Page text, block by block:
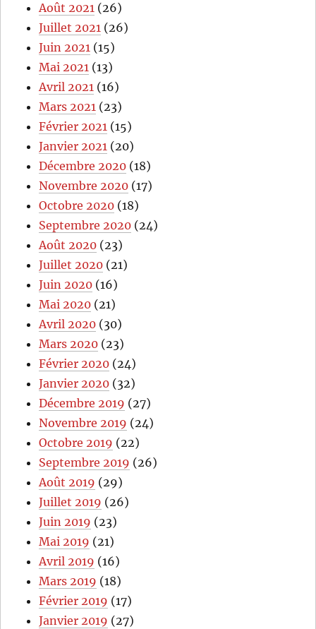
Août 2021 (26)
Juillet 2021 (26)
Juin 2021 (15)
Mai 2021 (13)
Avril 2021 (16)
Mars 2021 (23)
Février 2021 (15)
Janvier 2021 (20)
Décembre 2020 (18)
Novembre 2020 (17)
Octobre 2020 (18)
Septembre 2020 (24)
Août 2020 (23)
Juillet 2020 (21)
Juin 2020 (16)
Mai 2020 (21)
Avril 2020 (30)
Mars 2020 (23)
Février 2020 (24)
Janvier 2020 (32)
Décembre 2019 (27)
Novembre 2019 (24)
Octobre 2019 (22)
Septembre 2019 (26)
Août 2019 (29)
Juillet 2019 (26)
Juin 2019 (23)
Mai 2019 (21)
Avril 2019 (16)
Mars 2019 (18)
Février 2019 (17)
Janvier 2019 (27)